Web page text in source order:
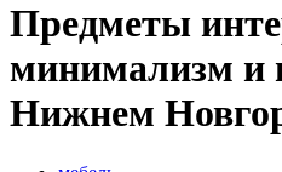
Предметы
минимализм и
Нижнем